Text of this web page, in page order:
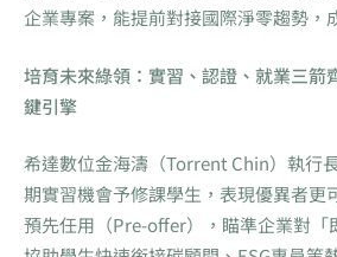
企業專案，能提前對接國際淨零趨勢，
培育未來綠領：實習、認證、就業三箭
鍵引擎
希達數位金海濤（Torrent Chin）執行
期實習機會予修課學生，表現優異者更
預先任用（Pre-offer），瞄準企業對「